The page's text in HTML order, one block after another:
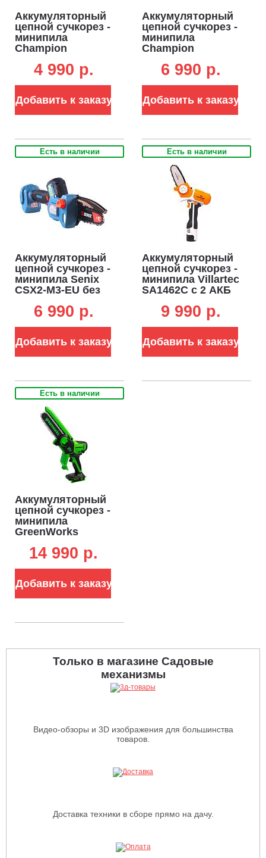
Аккумуляторный
цепной сучкорез -
минипила
Champion
и ЗУ (PRC, 18В,
шина 6" / 15 см, ,
4 990 p.
Добавить к заказу
Аккумуляторный
цепной сучкорез -
минипила
Champion
и ЗУ (PRC, BL 18В,
шина 7" / 18 см, ,
6 990 p.
Добавить к заказу
Есть в наличии
Аккумуляторный
цепной сучкорез -
минипила Senix
CSX2-M3-EU без
20В, шина 5"/13
см, 1/4"-1.1-32E,
6 990 p.
Добавить к заказу
Есть в наличии
Аккумуляторный
цепной сучкорез -
минипила Villartec
SA1462С с 2 АКБ
Li-Ion, BL 14.4В,
шина 4", 1/4"-1.1-
9 990 p.
Добавить к заказу
Есть в наличии
Аккумуляторный
цепной сучкорез -
минипила
GreenWorks
АКБ 4 А/ч и ЗУ
(PRC, BL 24В,
0.3"-1.1-32E, 1.1
кг)
14 990 p.
Добавить к заказу
Только в магазине Садовые
механизмы
Видео-обзоры и 3D изображения для большинства
товаров.
Доставка техники в сборе прямо на дачу.